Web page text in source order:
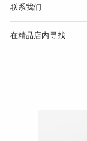
联系我们
在精品店内寻找